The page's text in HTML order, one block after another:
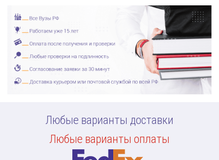
Любые варианты доставки
Любые варианты оплаты